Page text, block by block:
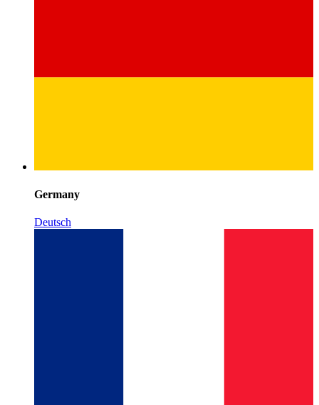
Germany
Deutsch